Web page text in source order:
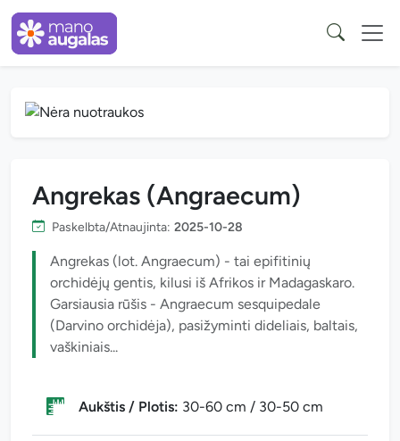
Angrekas (Angraecum)
Paskelbta/Atnaujinta: 2025-10-28
Angrekas (lot. Angraecum) - tai epifitinių
orchidėjų gentis, kilusi iš Afrikos ir Madagaskaro.
Garsiausia rūšis - Angraecum sesquipedale
(Darvino orchidėja), pasižyminti dideliais, baltais,
vaškiniais...
Aukštis / Plotis: 30-60 cm / 30-50 cm